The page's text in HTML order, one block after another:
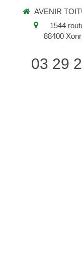
AVENIR
1544
88400
03 29